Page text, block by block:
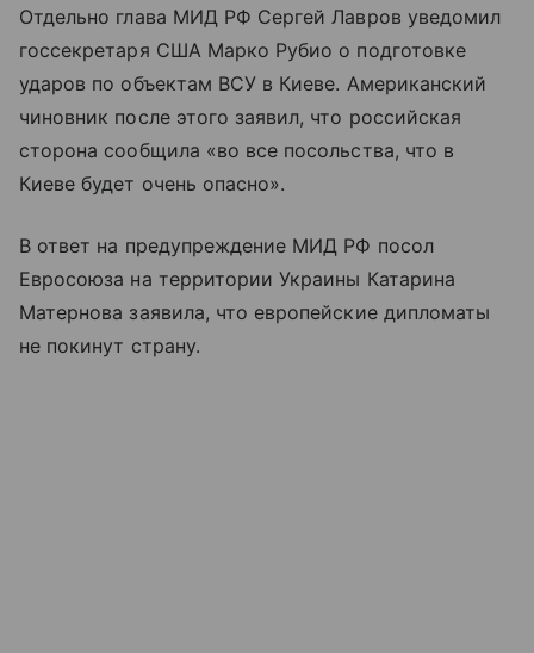
Отдельно глава МИД РФ Сергей Лавров уведомил
госсекретаря США Марко Рубио о подготовке
ударов по объектам ВСУ в Киеве. Американский
чиновник после этого заявил, что российская
сторона сообщила «во все посольства, что в
Киеве будет очень опасно».
В ответ на предупреждение МИД РФ посол
Евросоюза на территории Украины Катарина
Матернова заявила, что европейские дипломаты
не покинут страну.